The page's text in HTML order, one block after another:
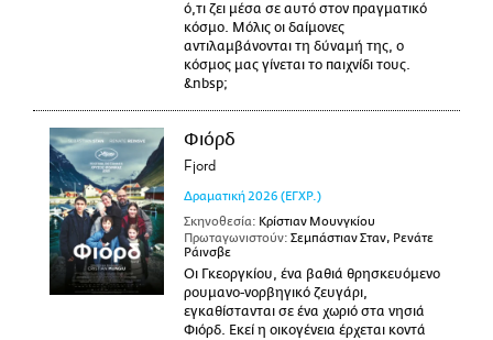
ό,τι ζει μέσα σε αυτό στον πραγματικό
κόσμο. Μόλις οι δαίμονες
αντιλαμβάνονται τη δύναμή της, ο
κόσμος μας γίνεται το παιχνίδι τους.
&nbsp;
Φιόρδ
Fjord
Δραματική 2026 (ΕΓΧΡ.)
Σκηνοθεσία: Κρίστιαν Μουνγκίου
Πρωταγωνιστούν: Σεμπάστιαν Σταν, Ρενάτε
Ράινσβε
Οι Γκεοργκίου, ένα βαθιά θρησκευόμενο
ρουμανο-νορβηγικό ζευγάρι,
εγκαθίστανται σε ένα χωριό στα νησιά
Φιόρδ. Εκεί η οικογένεια έρχεται κοντά